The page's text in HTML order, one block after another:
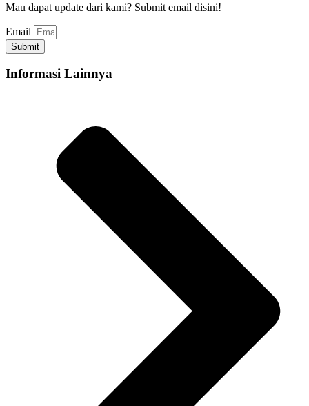
Mau dapat update dari kami? Submit email disini!
Email
Submit
Informasi Lainnya